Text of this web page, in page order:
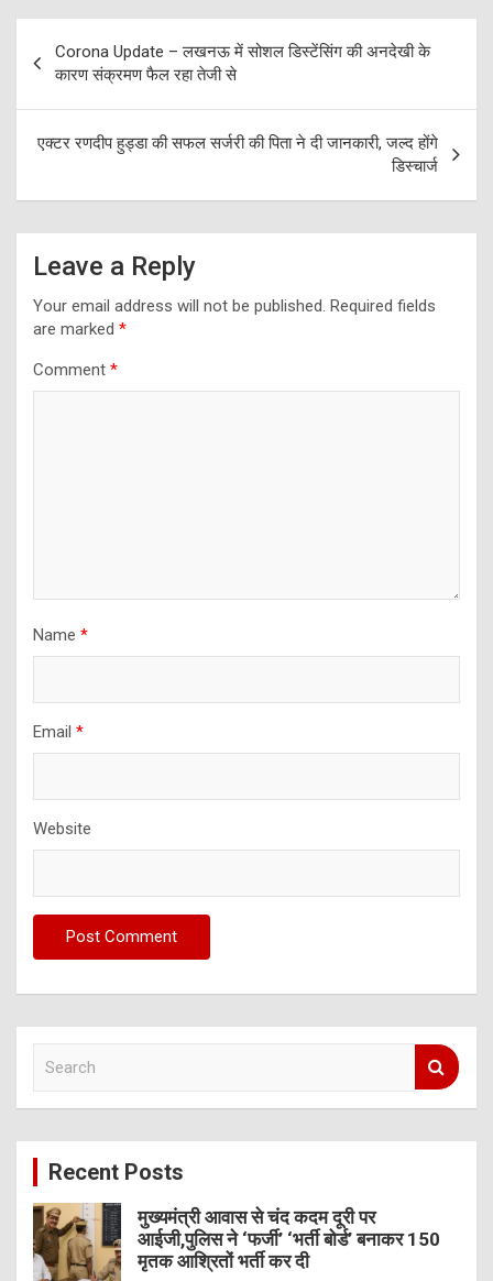
navigation
Corona Update – लखनऊ में सोशल डिस्टेंसिंग की अनदेखी के
कारण संक्रमण फैल रहा तेजी से
एक्टर रणदीप हुड्डा की सफल सर्जरी की पिता ने दी जानकारी, जल्द होंगे
डिस्चार्ज
Leave a Reply
Your email address will not be published. Required fields
are marked *
Comment *
Name *
Email *
Website
c
Recent Posts
मुख्यमंत्री आवास से चंद कदम दूरी पर
आईजी,पुलिस ने ‘फर्जी’ ‘भर्ती बोर्ड’ बनाकर 150
मृतक आश्रितों भर्ती कर दी